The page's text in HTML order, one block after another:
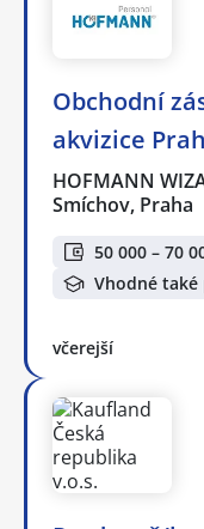
Obchodní
akvizice
HOFMANN
Smíchov, Praha
50 000 – 70
Vhodné
včerejší